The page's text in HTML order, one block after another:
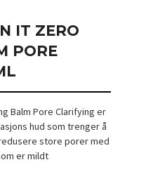
IT ZERO
PORE
Balm Pore Clarifying er
hud som trenger å
store porer med
er mildt